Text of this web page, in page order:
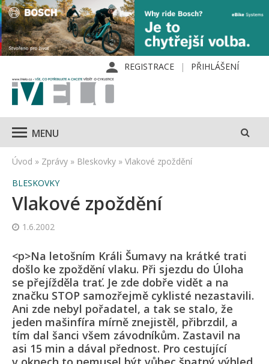
REGISTRACE PŘIHLÁŠENÍ
MENU
Úvod » Zprávy » Bleskovky » Vlakové zpoždění
BLESKOVKY
Vlakové zpoždění
1.6.2002
<p>Na letošním Králi Šumavy na krátké trati
došlo ke zpoždění vlaku. Při sjezdu do Úloha
se přejížděla trať. Je zde dobře vidět a na
značku STOP samozřejmě cyklisté nezastavili.
Ani zde nebyl pořadatel, a tak se stalo, že
jeden mašinfíra mírně znejistěl, přibrzdil, a
tím dal šanci všem závodníkům. Zastavil na
asi 15 min a dával přednost. Pro cestující